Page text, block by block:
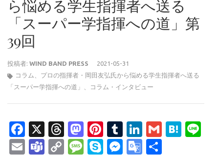
ら悩める学生指揮者へ送る
「スーパー学指揮への道」第
39回
投稿者: WIND BAND PRESS
2021-05-31
コラム
プロの指揮者・岡田友弘氏から悩める学生指揮者へ送る
「スーパー学指揮への道」
コラム・インタビュー
Facebook
X Threads
Mastodon
Pinterest
Tumblr
LinkedIn
Gmail
EmailTeams
CopyMessage
SkypeMessenger
Google